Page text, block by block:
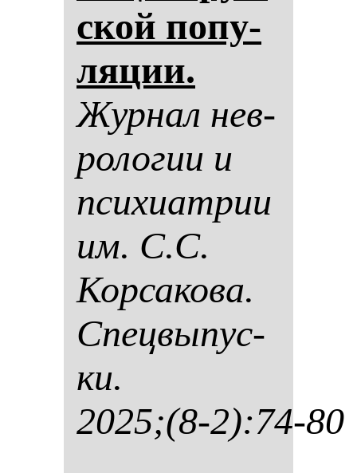
ской по­пу­
ля­ции.
Жур­нал нев­
ро­ло­гии и
пси­хи­ат­рии
им. С.С.
Кор­са­ко­ва.
Спец­вы­пус­
ки.
2025;(8-2):74-80